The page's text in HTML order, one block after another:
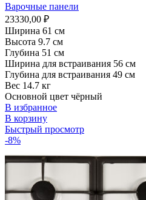
Варочные панели
23330,00 ₽
Ширина 61 см
Высота 9.7 см
Глубина 51 см
Ширина для встраивания 56 см
Глубина для встраивания 49 см
Вес 14.7 кг
Основной цвет чёрный
В избранное
В корзину
Быстрый просмотр
-8%